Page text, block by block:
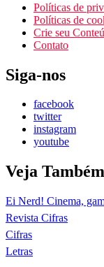
Políticas de
Políticas de
Crie seu
Contato
Siga-nos
facebook
twitter
instagram
youtube
Veja Também
Ei Nerd! Cinema,
Revista Cifras
Cifras
Letras